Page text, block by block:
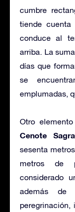
cumbre
tiende
conduce al
arriba. La
días que
se
emplumadas,
Otro
Cenote
sesenta
metros de
considerado
además de
peregrinación,